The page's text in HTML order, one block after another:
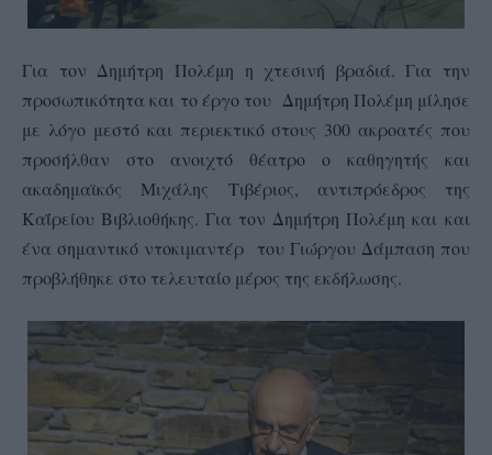
Για τον Δημήτρη Πολέμη η χτεσινή βραδιά. Για την
προσωπικότητα και το έργο του Δημήτρη Πολέμη μίλησε
με λόγο μεστό και περιεκτικό στους 300 ακροατές που
προσήλθαν στο ανοιχτό θέατρο ο καθηγητής και
ακαδημαϊκός Μιχάλης Τιβέριος, αντιπρόεδρος της
Καΐρείου Βιβλιοθήκης. Για τον Δημήτρη Πολέμη και και
ένα σημαντικό ντοκιμαντέρ του Γιώργου Δάμπαση που
προβλήθηκε στο τελευταίο μέρος της εκδήλωσης.